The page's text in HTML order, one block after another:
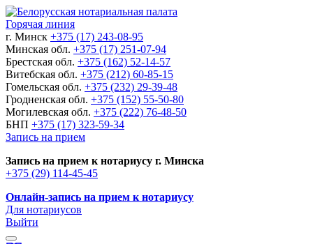
Горячая линия
г. Минск +375 (17) 243-08-95
Минская обл. +375 (17) 251-07-94
Брестская обл. +375 (162) 52-14-57
Витебская обл. +375 (212) 60-85-15
Гомельская обл. +375 (232) 29-39-48
Гродненская обл. +375 (152) 55-50-80
Могилевская обл. +375 (222) 76-48-50
БНП +375 (17) 323-59-34
Запись на прием
Запись на прием к нотариусу г. Минска
+375 (29) 114-45-45
Онлайн-запись на прием к нотариусу
Для нотариусов
Выйти